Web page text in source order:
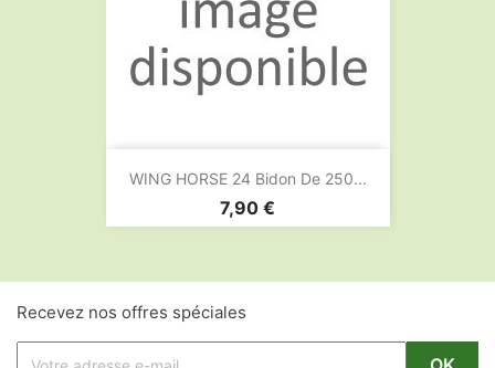
WING HORSE 24 Bidon De 250...
Prix
7,90 €
Recevez nos offres spéciales